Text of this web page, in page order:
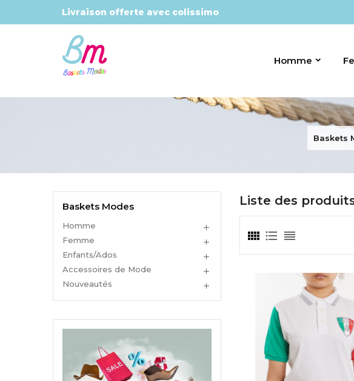
Livraison offerte avec colissimo
Homme
Baskets
Baskets Modes
Homme 
Femme 
Enfants/Ados 
Accessoires de Mode 
Nouveautés 
Liste des